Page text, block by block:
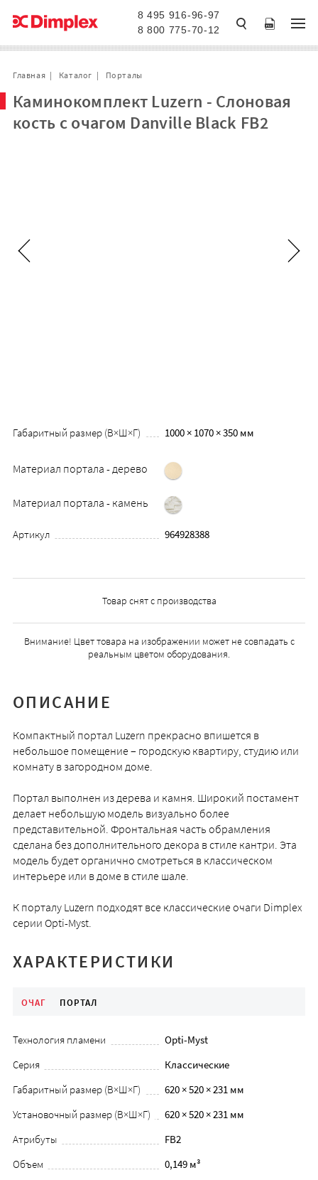
8 495 916-96-97
8 800 775-70-12
Главная Каталог Порталы
Каминокомплект Luzern - Слоновая
кость с очагом Danville Black FB2
Габаритный размер (В×Ш×Г) 1000 × 1070 × 350 мм
Материал портала - дерево
Материал портала - камень
Артикул 964928388
Товар снят с производства
Внимание! Цвет товара на изображении может не совпадать с
реальным цветом оборудования.
ОПИСАНИЕ
Компактный портал Luzern прекрасно впишется в
небольшое помещение – городскую квартиру, студию или
комнату в загородном доме.
Портал выполнен из дерева и камня. Широкий постамент
делает небольшую модель визуально более
представительной. Фронтальная часть обрамления
сделана без дополнительного декора в стиле кантри. Эта
модель будет органично смотреться в классическом
интерьере или в доме в стиле шале.
К порталу Luzern подходят все классические очаги Dimplex
серии Opti-Myst.
ХАРАКТЕРИСТИКИ
ОЧАГ ПОРТАЛ
Технология пламени
Opti-Myst
Серия
Классические
Габаритный размер (В×Ш×Г)
620 × 520 × 231 мм
Установочный размер (В×Ш×Г)
620 × 520 × 231 мм
Атрибуты
FB2
Объем
0,149 м³